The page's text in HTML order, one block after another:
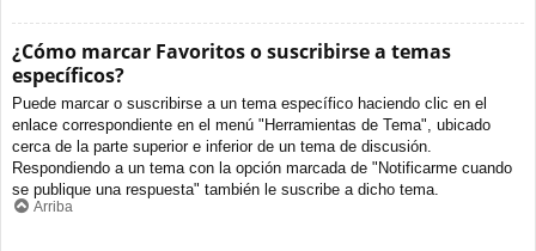
¿Cómo marcar Favoritos o suscribirse a temas
específicos?
Puede marcar o suscribirse a un tema específico haciendo clic en el
enlace correspondiente en el menú "Herramientas de Tema", ubicado
cerca de la parte superior e inferior de un tema de discusión.
Respondiendo a un tema con la opción marcada de "Notificarme cuando
se publique una respuesta" también le suscribe a dicho tema.
Arriba